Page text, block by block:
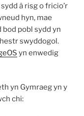
â risg o fricio’r
hyn, mae
pobl sydd yn
swyddogol.
yn enwedig
yn Gymraeg yn y
chi: